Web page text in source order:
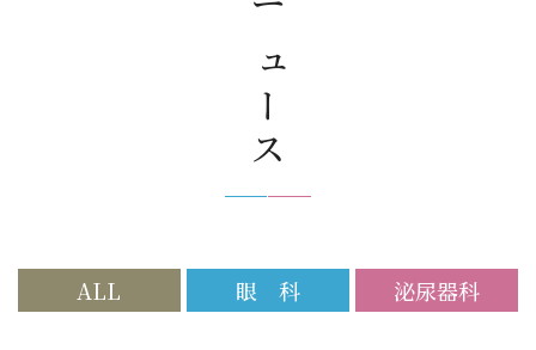
ニュース
ALL 眼 科 泌尿器科